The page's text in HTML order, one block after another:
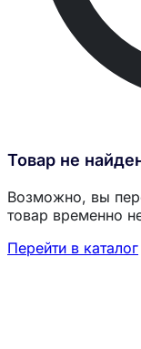
Товар не
Возможно, вы
товар временно
Перейти в каталог
Загрузка товаров